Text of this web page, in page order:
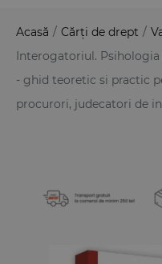
Acasă / Cărți de drept /
Interogatoriul.
- ghid teoretic si practic
procurori, judecatori de